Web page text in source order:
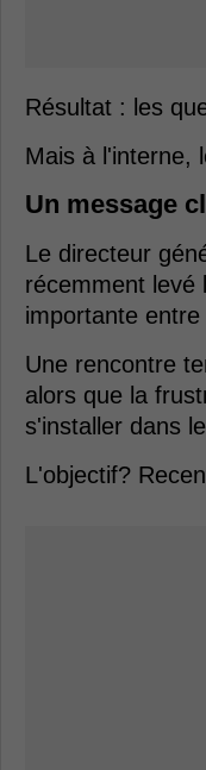
Résultat : les
Mais à l'interne,
Un message
Le directeur
récemment levé
importante
Une rencontre
alors que la
s'installer dans
L'objectif?